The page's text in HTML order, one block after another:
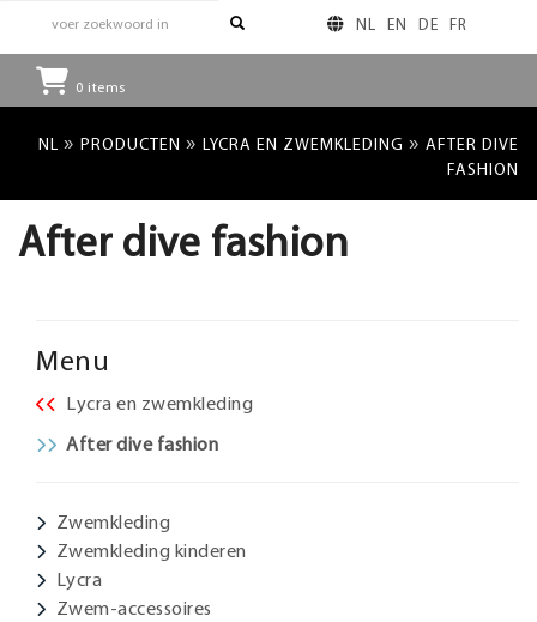
NL EN DE FR
0 items
NL » PRODUCTEN » LYCRA EN ZWEMKLEDING » AFTER DIVE
FASHION
After dive fashion
Menu
Lycra en zwemkleding
After dive fashion
Zwemkleding
Zwemkleding kinderen
Lycra
Zwem-accessoires